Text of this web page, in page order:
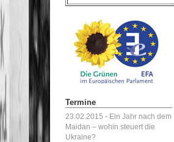
Termine
23.02.2015 - Ein Jahr nach dem
Maidan – wohin steuert die
Ukraine?